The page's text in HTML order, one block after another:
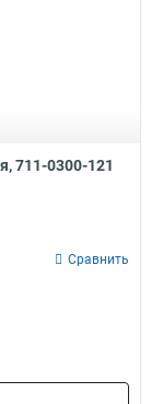
711-0300-121
Сравнить